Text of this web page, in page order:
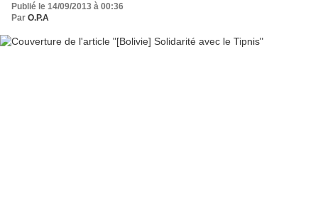
Publié le 14/09/2013 à 00:36
Par O.P.A